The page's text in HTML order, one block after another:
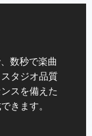
数秒で楽曲
タジオ品質
スを備えた
きます。